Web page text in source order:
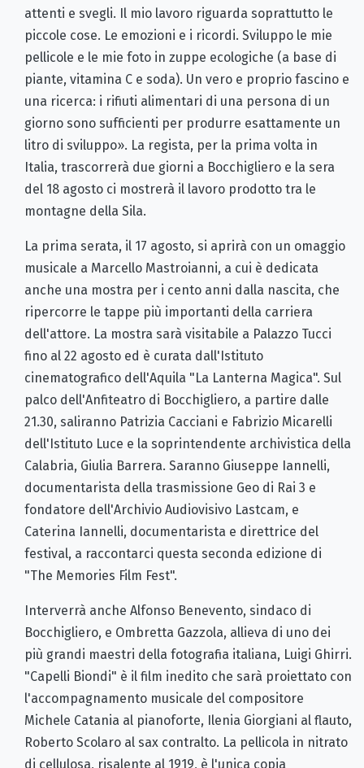
attenti e svegli. Il mio lavoro riguarda soprattutto le
piccole cose. Le emozioni e i ricordi. Sviluppo le mie
pellicole e le mie foto in zuppe ecologiche (a base di
piante, vitamina C e soda). Un vero e proprio fascino e
una ricerca: i rifiuti alimentari di una persona di un
giorno sono sufficienti per produrre esattamente un
litro di sviluppo». La regista, per la prima volta in
Italia, trascorrerà due giorni a Bocchigliero e la sera
del 18 agosto ci mostrerà il lavoro prodotto tra le
montagne della Sila.
La prima serata, il 17 agosto, si aprirà con un omaggio
musicale a Marcello Mastroianni, a cui è dedicata
anche una mostra per i cento anni dalla nascita, che
ripercorre le tappe più importanti della carriera
dell'attore. La mostra sarà visitabile a Palazzo Tucci
fino al 22 agosto ed è curata dall'Istituto
cinematografico dell'Aquila "La Lanterna Magica". Sul
palco dell'Anfiteatro di Bocchigliero, a partire dalle
21.30, saliranno Patrizia Cacciani e Fabrizio Micarelli
dell'Istituto Luce e la soprintendente archivistica della
Calabria, Giulia Barrera. Saranno Giuseppe Iannelli,
documentarista della trasmissione Geo di Rai 3 e
fondatore dell'Archivio Audiovisivo Lastcam, e
Caterina Iannelli, documentarista e direttrice del
festival, a raccontarci questa seconda edizione di
"The Memories Film Fest".
Interverrà anche Alfonso Benevento, sindaco di
Bocchigliero, e Ombretta Gazzola, allieva di uno dei
più grandi maestri della fotografia italiana, Luigi Ghirri.
"Capelli Biondi" è il film inedito che sarà proiettato con
l'accompagnamento musicale del compositore
Michele Catania al pianoforte, Ilenia Giorgiani al flauto,
Roberto Scolaro al sax contralto. La pellicola in nitrato
di cellulosa, risalente al 1919, è l'unica copia